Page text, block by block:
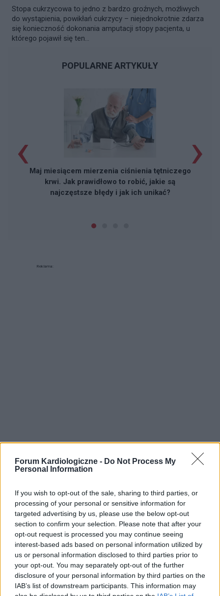
Forum Kardiologiczne - Do Not Process My
Personal Information
If you wish to opt-out of the sale, sharing to third parties, or
processing of your personal or sensitive information for
targeted advertising by us, please use the below opt-out
section to confirm your selection. Please note that after your
opt-out request is processed you may continue seeing
interest-based ads based on personal information utilized by
us or personal information disclosed to third parties prior to
your opt-out. You may separately opt-out of the further
disclosure of your personal information by third parties on the
IAB’s list of downstream participants. This information may
Stopa cukrzycowa to jedno z bardzo groźnych, możliwych
do wystąpienia, powikłań cukrzycy – niejednokrotnie zdarza
się konieczność dokonania amputacji stopy pacjenta, u
którego pojawił się ten...
POPULARNE ARTYKUŁY
Maj miesiącem mierzenia ciśnienia tętniczego
krwi. Jak prawidłowo to robić, jakie są
najczęstsze błędy i jak ich unikać?
‹ ›
Reklama: